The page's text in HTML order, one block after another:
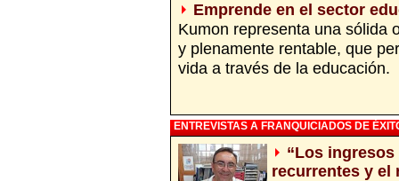
Emprende en el sector
Kumon representa una sólida
y plenamente rentable, que
vida a través de la educación.
ENTREVISTAS A FRANQUICIADOS DE
“Los
recurrentes y el